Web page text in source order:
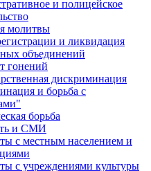
и полицейское
молитвы
и ликвидация
объединений
гонений
дискриминация
и борьба с
борьба
и СМИ
с местным населением и
с учреждениями культуры